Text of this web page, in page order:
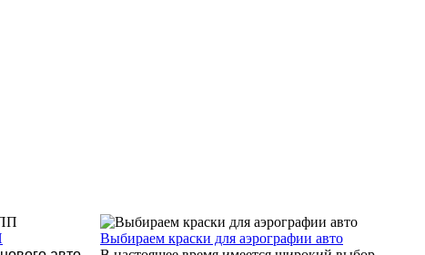
Выбираем краски для аэрографии авто